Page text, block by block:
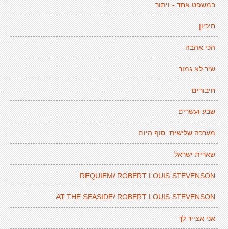
במשפט אחד - ויתור
חיכיון
הכי אהבה
שיר לא גמור
חיבורים
שבע ועשרים
מערכה שלישית: סוף היום
שארית ישראל
REQUIEM/ ROBERT LOUIS STEVENSON
AT THE SEASIDE/ ROBERT LOUIS STEVENSON
אני אצייר לך